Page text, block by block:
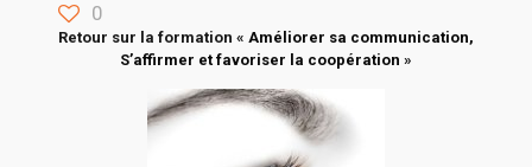
0
Retour sur la formation « Améliorer sa communication,
S’affirmer et favoriser la coopération »